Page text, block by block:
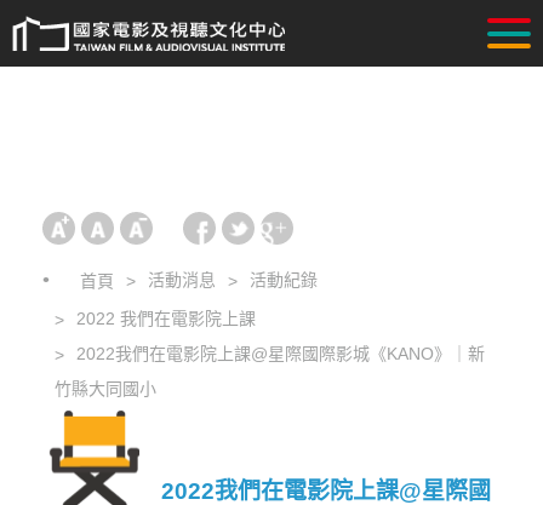
首頁 活動消息
活動紀錄
2022 我們在電影院上課
2022我們在電影院上課@星際國際影城《KANO》｜新
竹縣大同國小
2022我們在電影院上課@星際國